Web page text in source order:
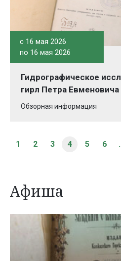
c 16 мая 2026
по 16 мая 2026
Гидрографическое
гирл Петра
Обзорная информация
1 2 3 4 5 6
Афиша